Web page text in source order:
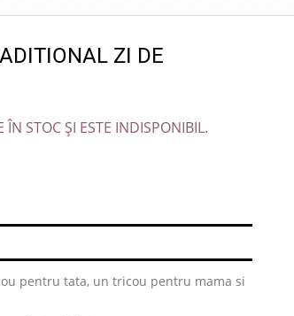
ZI DE
STOC ȘI ESTE INDISPONIBIL.
pentru tata, un tricou pentru mama si